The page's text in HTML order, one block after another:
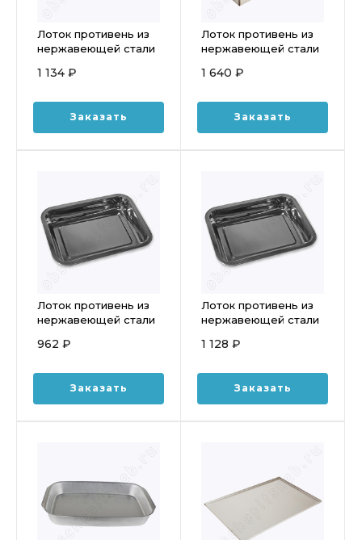
Лоток противень из
нержавеющей стали
Luxstahl кт336
1 134 ₽
Заказать
Лоток противень из
нержавеющей стали
1с2497
1 640 ₽
Заказать
Лоток противень из
нержавеющей стали
Luxstahl кт162
962 ₽
Заказать
Лоток противень из
нержавеющей стали
Luxstahl кт335
1 128 ₽
Заказать